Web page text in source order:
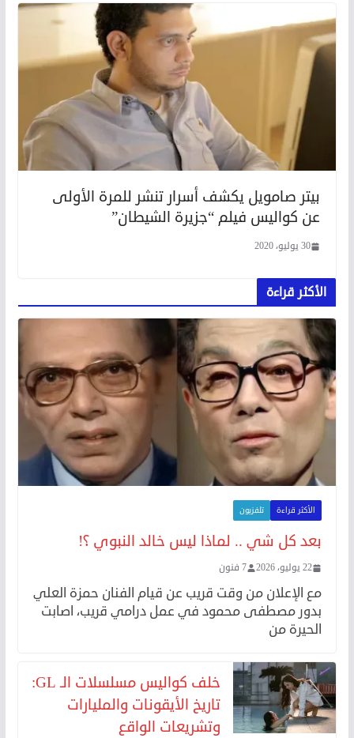
بيتر صامويل يكشف أسرار تنشر للمرة الأولى
عن كواليس فيلم “جزيرة الشيطان”
30 يوليو، 2020
الأكثر قراءة
الأكثر قراءة تلفزيون
بعد كل شي .. لماذا ليس خالد النبوي ؟!
22 يوليو، 2026 7 فنون
مع الإعلان من وقت قريب عن قيام الفنان حمزة العلي
بدور مصطفى محمود في عمل درامي قريب، اصابت
الحيرة من
خلف كواليس مسلسلات الـ GL:
تاريخ الأيقونات والمليارات
وتشريعات الواقع